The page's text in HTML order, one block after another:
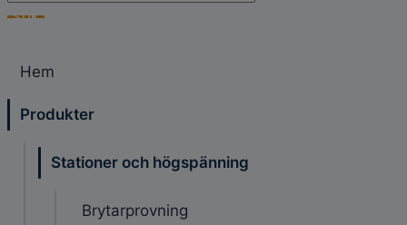
search
SÖK
Hem
Produkter
Stationer och högspänning
Brytarprovning